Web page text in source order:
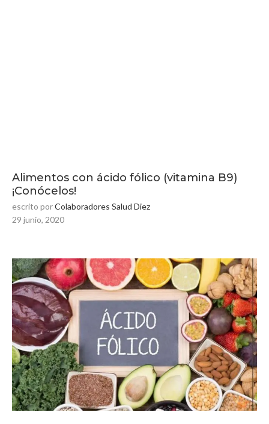
Alimentos con ácido fólico (vitamina B9)
¡Conócelos!
escrito porColaboradores Salud Diez
29 junio, 2020